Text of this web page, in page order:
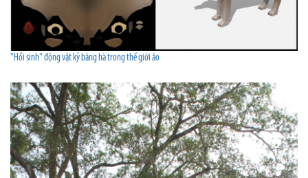
"Hồi sinh" động vật kỷ băng hà trong thế giới ảo